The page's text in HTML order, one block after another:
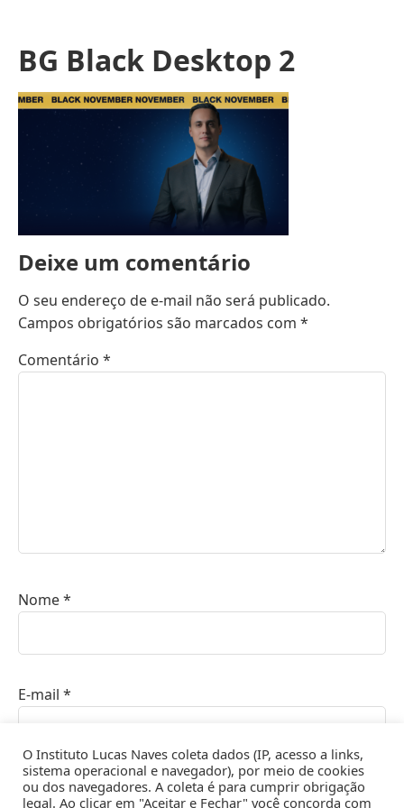
BG Black Desktop 2
Deixe um comentário
O seu endereço de e-mail não será publicado.
Campos obrigatórios são marcados com *
Comentário *
Nome*
E-mail *
Site
O Instituto Lucas Naves coleta dados (IP, acesso a links,
sistema operacional e navegador), por meio de cookies
ou dos navegadores. A coleta é para cumprir obrigação
legal. Ao clicar em "Aceitar e Fechar" você concorda com